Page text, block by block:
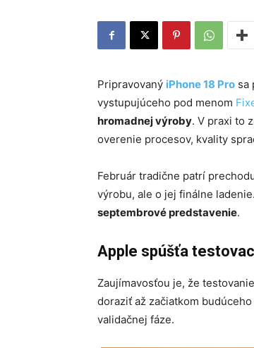
Pripravovaný iPhone 18 Pro sa
vystupujúceho pod menom
hromadnej výroby. V praxi to
overenie procesov, kvality
Február tradične patrí
výrobu, ale o jej finálne
septembrové predstavenie.
Apple spúšťa
Zaujímavosťou je, že
doraziť až začiatkom
validačnej fáze.